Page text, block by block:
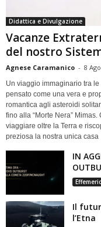
Didattica e Divulgazione
Vacanze
del nostro
Agnese Caramanico - 8
Un viaggio immaginario tra
pensato come una vera e
romantica agli asteroidi
fino alla “Morte Nera”
viaggiare oltre la Terra e
preziosa la nostra unica casa
IN
Il
l’Etna